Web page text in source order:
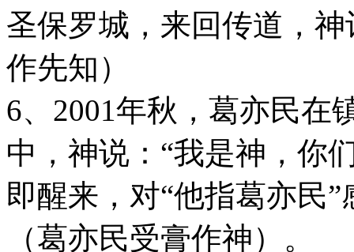
圣保罗城，来回传道，
作先知）
6、2001年秋，葛亦民在
中，神说：“我是神，你
即醒来，对“他指葛亦民
（葛亦民受膏作神）。